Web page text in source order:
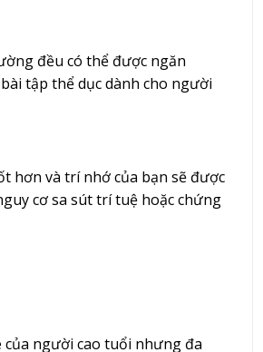
đều có thể được ngăn
tập thể dục dành cho người
hơn và trí nhớ của bạn sẽ được
cơ sa sút trí tuệ hoặc chứng
người cao tuổi nhưng đa